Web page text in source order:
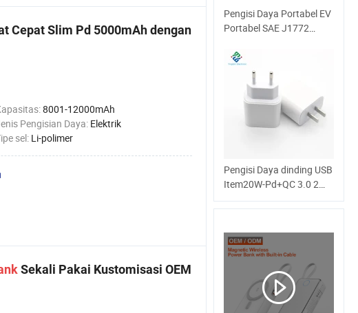
Cepat Slim Pd 5000mAh dengan
8001-12000mAh
Pengisian Daya: Elektrik
sel: Li-polimer
Sekali Pakai Kustomisasi OEM
Pengisi Daya Portabel EV
Portabel SAE J1772
Rumah
Pengisi Daya dinding USB
Item20W-Pd+QC 3.0 2
Port USB yang baru
dengan EU colokkan